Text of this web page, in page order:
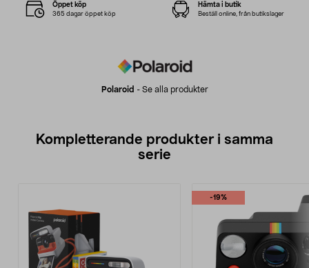
Polaroid - Se alla produkter
Öppet köp
365 dagar öppet köp
Hämta i butik
Beställ online, från butikslager
Kompletterande produkter i samma
serie
-19%